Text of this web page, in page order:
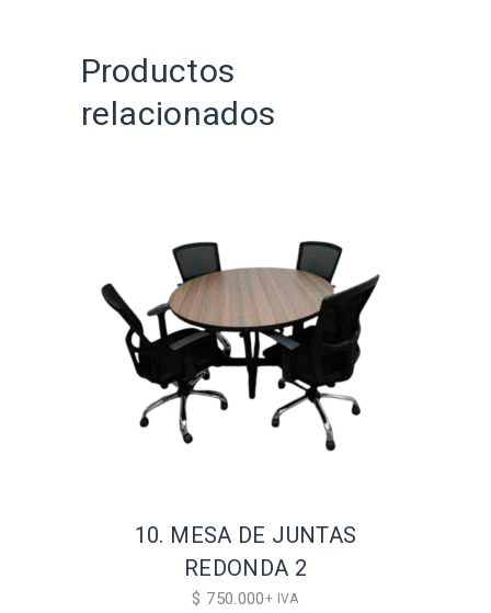
Productos
relacionados
10. MESA DE JUNTAS
REDONDA 2
$ 750.000+ IVA